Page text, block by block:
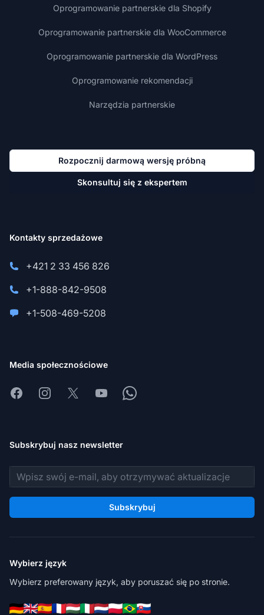
Oprogramowanie partnerskie dla Shopify
Oprogramowanie partnerskie dla WooCommerce
Oprogramowanie partnerskie dla WordPress
Oprogramowanie rekomendacji
Narzędzia partnerskie
Rozpocznij darmową wersję próbną
Skonsultuj się z ekspertem
Kontakty sprzedażowe
+421 2 33 456 826
+1-888-842-9508
+1-508-469-5208
Media społecznościowe
FacebookInstagram
X YoutubeWhatsapp
Subskrybuj nasz newsletter
Adres e-mail
Subskrybuj
Wybierz język
Wybierz preferowany język, aby poruszać się po stronie.